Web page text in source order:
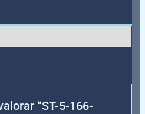
“ST-5-166-